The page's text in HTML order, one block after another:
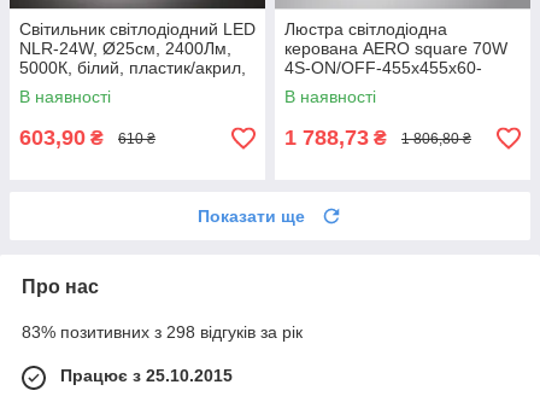
Світильник світлодіодний LED
NLR-24W, Ø25см, 2400Лм,
5000К, білий, пластик/акрил,
LUMINARIA
В наявності
603,90 ₴ 610 ₴
Люстра світлодіодна
керована AERO square 70W
4S-ON/OFF-455х455х60-
WHITE/WHITE-220-IP20
В наявності
1 788,73 ₴ 1 806,80 ₴
Показати ще
Про нас
83% позитивних з 298 відгуків за рік
Працює з 25.10.2015